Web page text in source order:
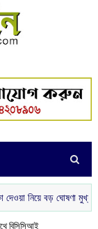
বড় ঘোষণা মুখ্যমন্ত্রীর
বিসিসিআই